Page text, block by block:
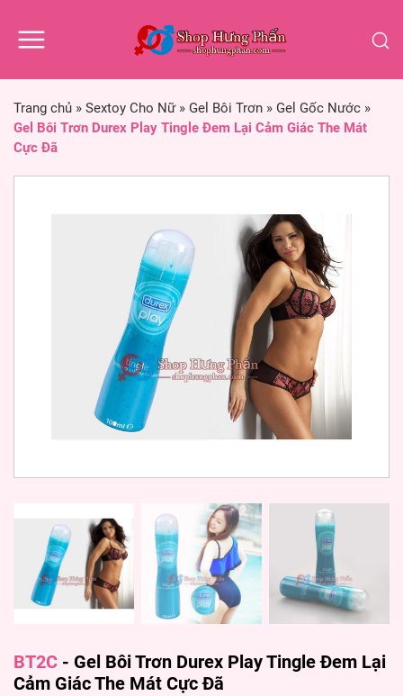
Trang chủ » Sextoy Cho Nữ» Gel Bôi Trơn » Gel Gốc Nước »
Gel Bôi Trơn Durex Play Tingle Đem Lại Cảm Giác The Mát
Cực Đã
BT2C - Gel Bôi Trơn Durex Play Tingle Đem Lại
Cảm Giác The Mát Cực Đã